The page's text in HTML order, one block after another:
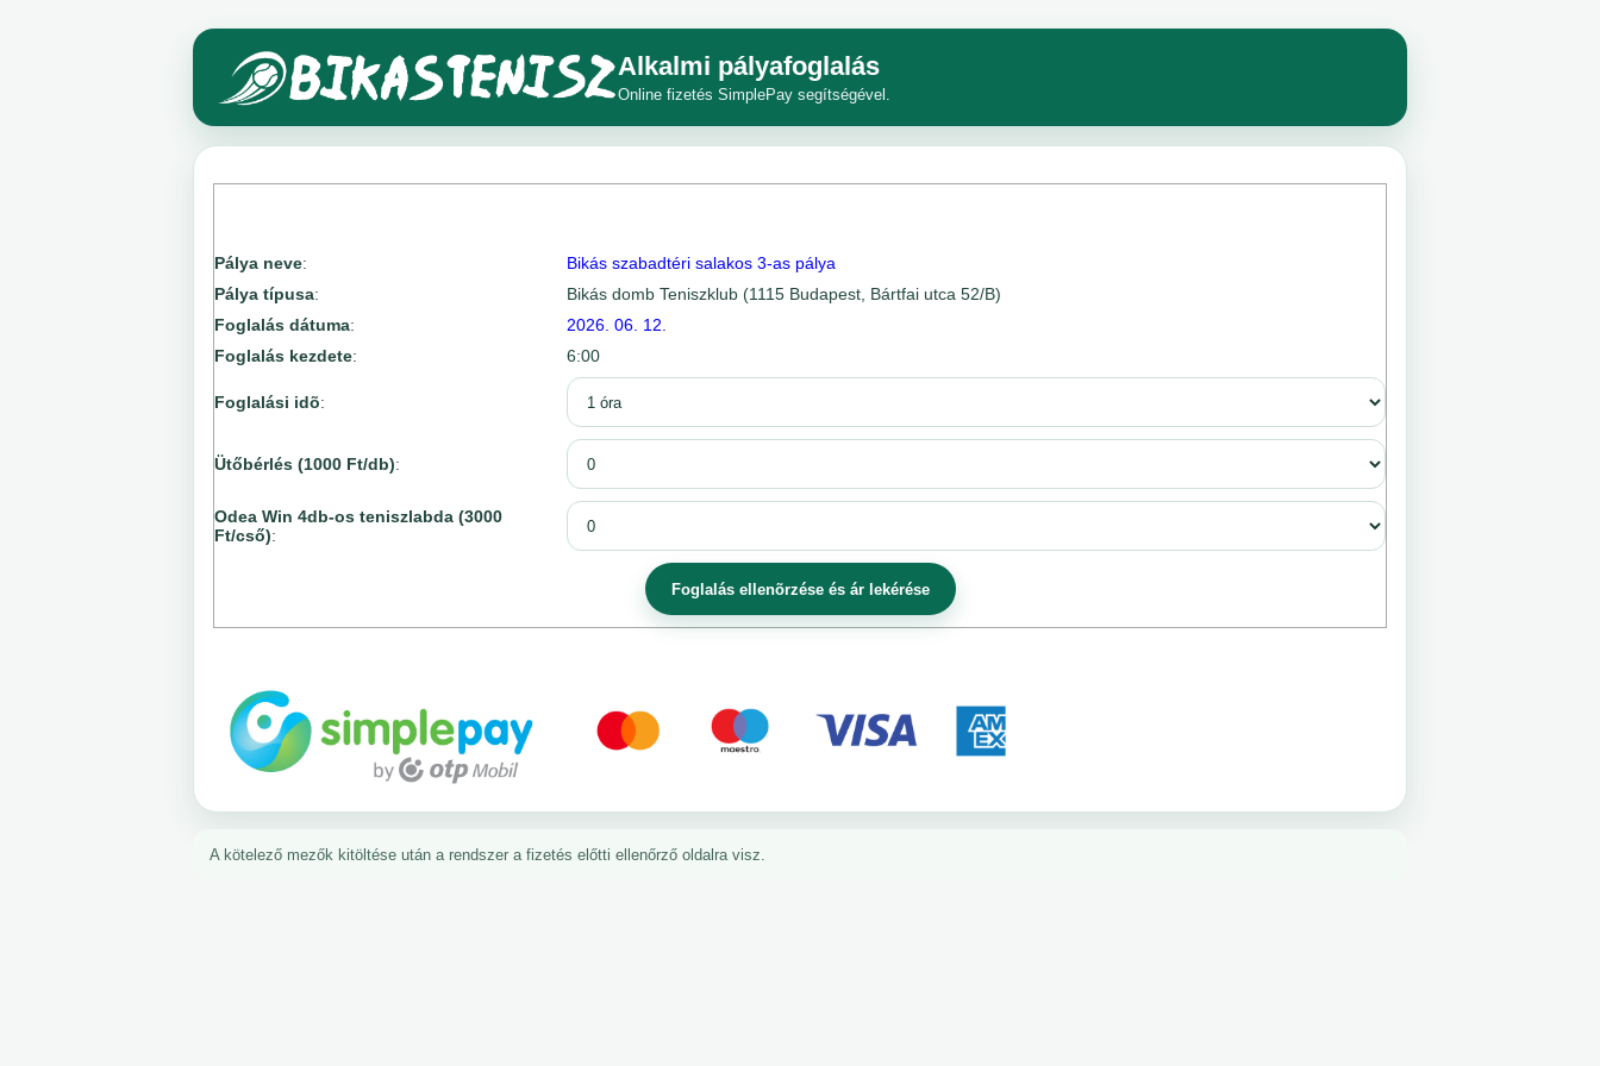
Alkalmi pályafoglalás
Online fizetés SimplePay segítségével.
Pálya neve:
Bikás szabadtéri salakos 3-as pálya
Pálya típusa:
Bikás domb Teniszklub (1115 Budapest, Bártfai utca 52/B)
Foglalás dátuma:
2026. 06. 12.
Foglalás kezdete: 6:00
Foglalási idõ:
Ütőbérlés (1000 Ft/db):
Odea Win 4db-os teniszlabda (3000
Ft/cső):
A kötelező mezők kitöltése után a rendszer a fizetés előtti ellenőrző oldalra visz.